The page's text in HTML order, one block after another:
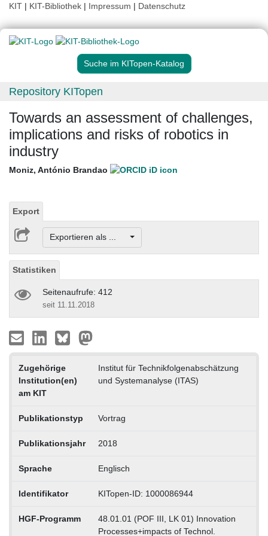
KIT | KIT-Bibliothek | Impressum | Datenschutz
Suche im KITopen-Katalog
Repository KITopen
Towards an assessment of challenges,
implications and risks of robotics in
industry
Moniz, António Brandao
Export
Exportieren als ...
Statistiken
Seitenaufrufe: 412
seit 11.11.2018
Zugehörige
Institution(en)
am KIT
Institut für Technikfolgenabschätzung
und Systemanalyse (ITAS)
Publikationstyp Vortrag
Publikationsjahr 2018
Sprache Englisch
Identifikator KITopen-ID: 1000086944
HGF-Programm
48.01.01 (POF III, LK 01) Innovation
Processes+impacts of Technol.